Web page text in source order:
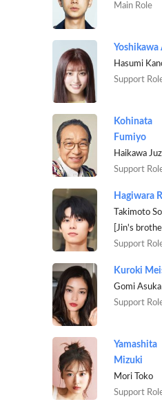
Main Role
Yoshikawa
Hasumi
Support
Kohinata
Fumiyo
Haikawa
Support
Hagiwara
Takimoto
[Jin's
Support
Kuroki
Gomi Asuka
Support
Yamashita
Mizuki
Mori Toko
Support